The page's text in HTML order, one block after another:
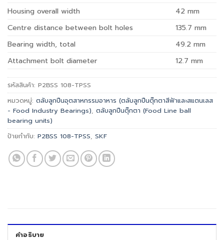
Housing overall width
42 mm
Centre distance between bolt holes
135.7 mm
Bearing width, total
49.2 mm
Attachment bolt diameter
12.7 mm
รหัสสินค้า: P2BSS 108-TPSS
หมวดหมู่: ตลับลูกปืนอุตสาหกรรมอาหาร (ตลับลูกปืนตุ๊กตาสีฟ้าและสแตนเลส
- Food Industry Bearings), ตลับลูกปืนตุ๊กตา (Food Line ball
bearing units)
ป้ายกำกับ: P2BSS 108-TPSS, SKF
คำอธิบาย